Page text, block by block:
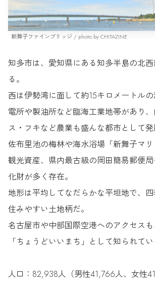
新舞子ファインブリッジ / photo by CHITAZINE
知多市は、愛知県にある知多半島の北
る。
西は伊勢湾に面して約15キロメートル
電所や製油所など臨海工業地帯があり
ス・フキなど農業も盛んな都市として発
佐布里池の梅林や海水浴場「新舞子マ
観光資産、県内最古級の岡田簡易郵便
化財が多く存在。
地形は平均してなだらかな平坦地で、
住みやすい土地柄だ。
名古屋市や中部国際空港へのアクセス
「ちょうどいいまち」として知られてい
人口：82,938人（男性41,766人、女性